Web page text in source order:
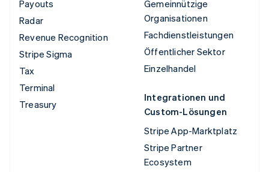
Payouts
Radar
Revenue Recognition
Stripe Sigma
Tax
Terminal
Treasury
Gemeinnützige
Organisationen
Fachdienstleistungen
Öffentlicher Sektor
Einzelhandel
Integrationen und
Custom-Lösungen
Stripe App-Marktplatz
Stripe Partner
Ecosystem